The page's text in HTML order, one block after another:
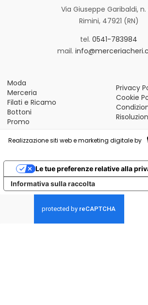
Via Giuseppe Garibaldi, n.
Rimini, 47921 (RN)
tel. 0541-783984
mail.
Moda
Merceria
Filati e Ricamo
Bottoni
Promo
Privacy
Cookie
Realizzazione siti web e marketing digitale by
Informativa sulla raccolta
Le tue preferenze relative alla